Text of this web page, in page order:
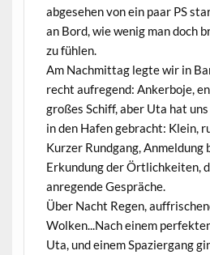
abgesehen von ein paar PS
an Bord, wie wenig man doch
zu fühlen.
Am Nachmittag legte wir in
recht aufregend: Ankerboje,
großes Schiff, aber Uta hat
in den Hafen gebracht: Klein,
Kurzer Rundgang, Anmeldung
Erkundung der Örtlichkeiten,
anregende Gespräche.
Über Nacht Regen,
Wolken...Nach einem
Uta, und einem Spaziergang